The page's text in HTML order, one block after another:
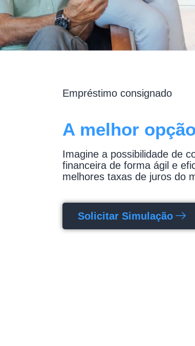
Empréstimo consignado
A melhor
Imagine a possibilidade de
financeira de forma ágil e
melhores taxas de juros do
Solicitar Simulação